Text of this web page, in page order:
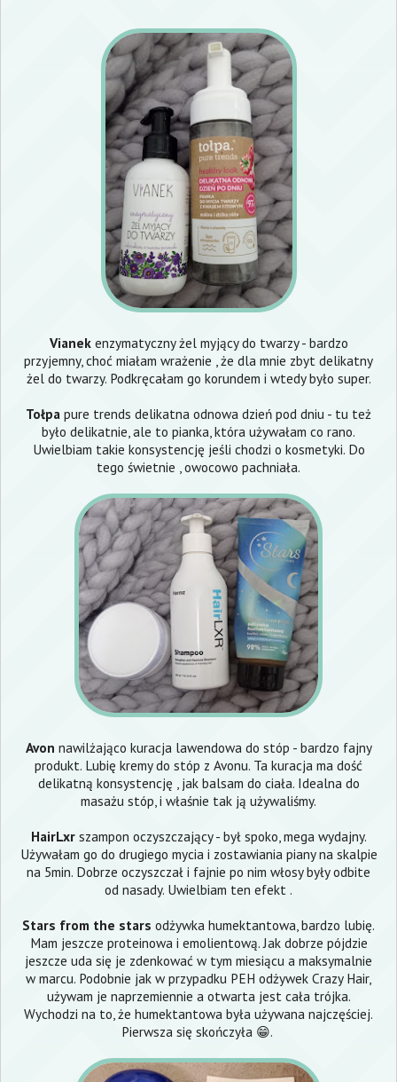
Vianekenzymatyczny żel myjący do twarzy - bardzo
przyjemny, choć miałam wrażenie , że dla mnie zbyt delikatny
żel do twarzy. Podkręcałam go korundem i wtedy było super.
Tołpa pure trends delikatna odnowa dzień pod dniu - tu też
było delikatnie, ale to pianka, która używałam co rano.
Uwielbiam takie konsystencję jeśli chodzi o kosmetyki. Do
tego świetnie , owocowo pachniała.
Avon nawilżająco kuracja lawendowa do stóp - bardzo fajny
produkt. Lubię kremy do stóp z Avonu. Ta kuracja ma dość
delikatną konsystencję , jak balsam do ciała. Idealna do
masażu stóp, i właśnie tak ją używaliśmy.
HairLxrszampon oczyszczający - był spoko, mega wydajny.
Używałam go do drugiego mycia i zostawiania piany na skalpie
na 5min. Dobrze oczyszczał i fajnie po nim włosy były odbite
od nasady. Uwielbiam ten efekt .
Stars from the stars odżywka humektantowa, bardzo lubię.
Mam jeszcze proteinowa i emolientową. Jak dobrze pójdzie
jeszcze uda się je zdenkować w tym miesiącu a maksymalnie
w marcu. Podobnie jak w przypadku PEH odżywek Crazy Hair,
używam je naprzemiennie a otwarta jest cała trójka.
Wychodzi na to, że humektantowa była używana najczęściej.
Pierwsza się skończyła 😁.